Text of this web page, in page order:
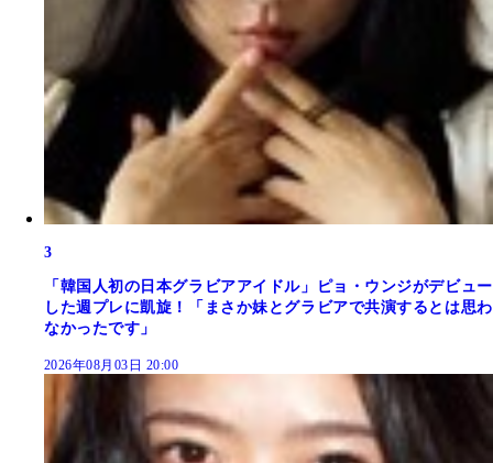
3
「韓国人初の日本グラビアアイドル」ピョ・ウンジがデビュー
した週プレに凱旋！「まさか妹とグラビアで共演するとは思わ
なかったです」
2026年08月03日 20:00